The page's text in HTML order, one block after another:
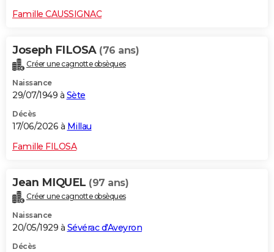
Famille CAUSSIGNAC
Joseph FILOSA (76 ans)
Créer une cagnotte obsèques
Naissance
29/07/1949 à Sète
Décès
17/06/2026 à Millau
Famille FILOSA
Jean MIQUEL (97 ans)
Créer une cagnotte obsèques
Naissance
20/05/1929 à Sévérac d'Aveyron
Décès